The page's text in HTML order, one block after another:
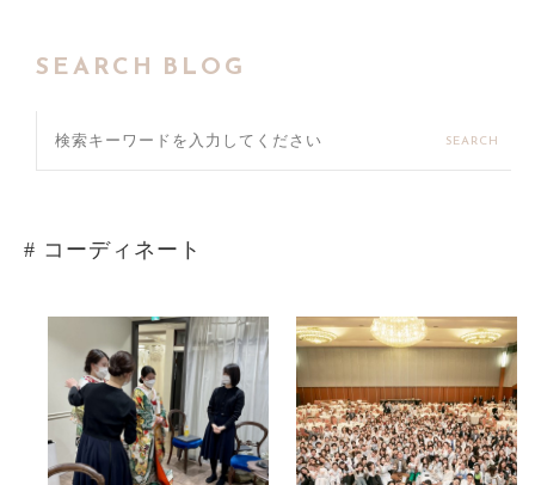
SEARCH BLOG
# コーディネート